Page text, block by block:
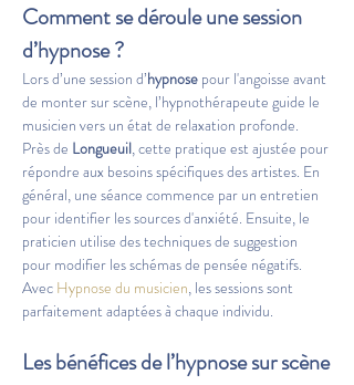
Comment se déroule une session
d’hypnose ?
Lors d’une session d’hypnose pour l'angoisse avant
de monter sur scène, l’hypnothérapeute guide le
musicien vers un état de relaxation profonde.
Près de Longueuil, cette pratique est ajustée pour
répondre aux besoins spécifiques des artistes. En
général, une séance commence par un entretien
pour identifier les sources d'anxiété. Ensuite, le
praticien utilise des techniques de suggestion
pour modifier les schémas de pensée négatifs.
Avec Hypnose du musicien, les sessions sont
parfaitement adaptées à chaque individu.
Les bénéfices de l’hypnose sur scène